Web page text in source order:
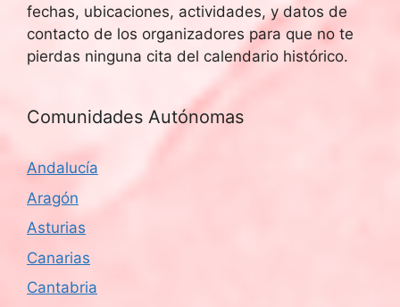
fechas, ubicaciones, actividades, y datos de
contacto de los organizadores para que no te
pierdas ninguna cita del calendario histórico.
Comunidades Autónomas
Andalucía
Aragón
Asturias
Canarias
Cantabria